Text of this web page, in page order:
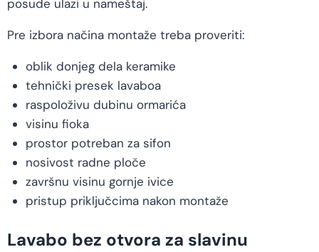
posude ulazi u nameštaj.
Pre izbora načina montaže treba proveriti:
oblik donjeg dela keramike
tehnički presek lavaboa
raspoloživu dubinu ormarića
visinu fioka
prostor potreban za sifon
nosivost radne ploče
završnu visinu gornje ivice
pristup priključcima nakon montaže
Lavabo bez otvora za slavinu